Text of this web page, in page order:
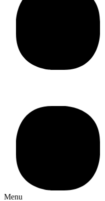
Menu